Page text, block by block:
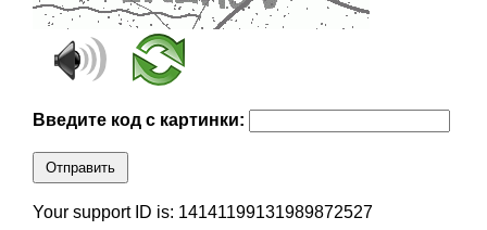
Введите код с картинки:
Отправить
Your support ID is: 14141199131989872527